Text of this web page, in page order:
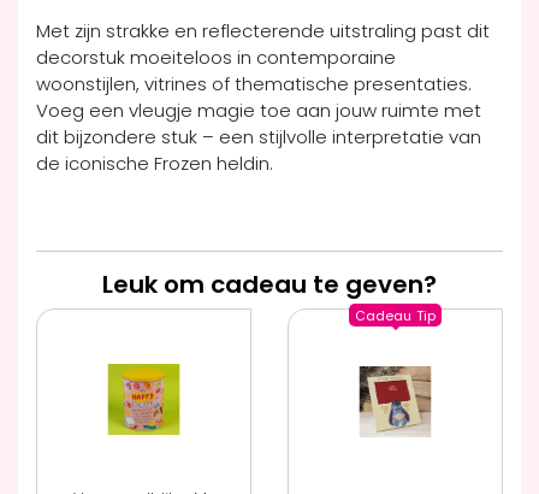
Met zijn strakke en reflecterende uitstraling past dit
decorstuk moeiteloos in contemporaine
woonstijlen, vitrines of thematische presentaties.
Voeg een vleugje magie toe aan jouw ruimte met
dit bijzondere stuk – een stijlvolle interpretatie van
de iconische Frozen heldin.
Leuk om cadeau te geven?
Cadeau Tip